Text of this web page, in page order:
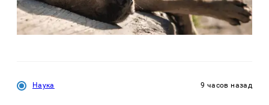
Наука 9 часов назад